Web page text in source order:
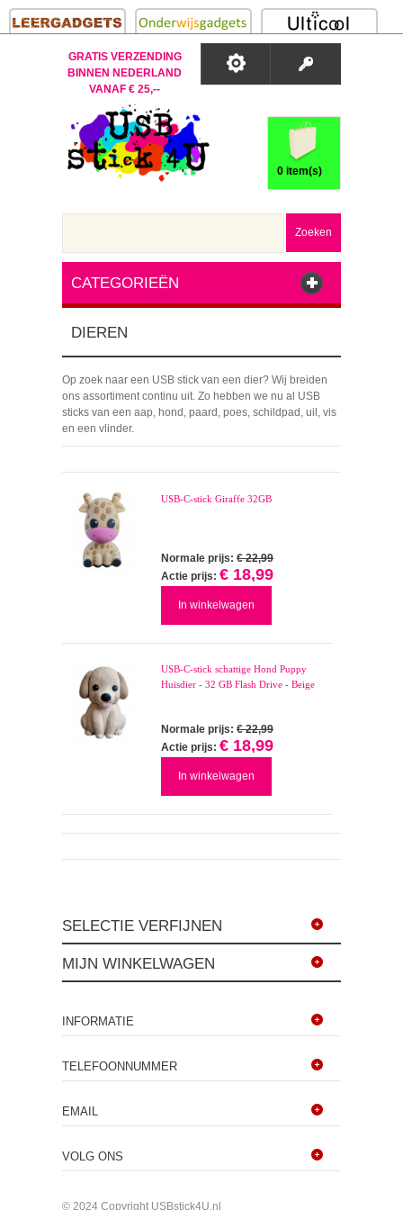
GRATIS VERZENDING
BINNEN NEDERLAND
VANAF € 25,--
0 item(s)
Zoeken
CATEGORIEËN
DIEREN
Op zoek naar een USB stick van een dier? Wij breiden
ons assortiment continu uit. Zo hebben we nu al USB
sticks van een aap, hond, paard, poes, schildpad, uil, vis
en een vlinder.
USB-C-stick Giraffe 32GB
Normale prijs: € 22,99
Actie prijs: € 18,99
In winkelwagen
USB-C-stick schattige Hond Puppy
Huisdier - 32 GB Flash Drive - Beige
Normale prijs: € 22,99
Actie prijs: € 18,99
In winkelwagen
SELECTIE VERFIJNEN
MIJN WINKELWAGEN
INFORMATIE
TELEFOONNUMMER
EMAIL
VOLG ONS
© 2024 Copyright USBstick4U.nl